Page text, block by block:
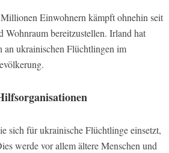
Einwohnern kämpft ohnehin seit
Wohnraum bereitzustellen. Irland hat
an ukrainischen Flüchtlingen im
sich für ukrainische Flüchtlinge einsetzt,
werde vor allem ältere Menschen und